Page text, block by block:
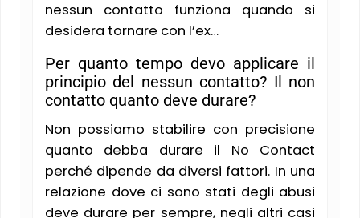
nessun contatto funziona quando si
desidera tornare con l’ex…
Per quanto tempo devo applicare il
principio del nessun contatto? Il non
contatto quanto deve durare?
Non possiamo stabilire con precisione
quanto debba durare il No Contact
perché dipende da diversi fattori. In una
relazione dove ci sono stati degli abusi
deve durare per sempre, negli altri casi